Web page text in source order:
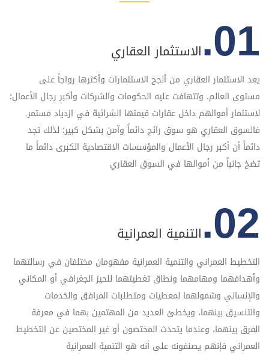
01. الاستثمار العقاري
يعد الاستثمار العقاري من أنجح الاستثمارات وأكثرها رواجاً على
مستوى العالم، وتتهافت عليه الحكومات والشركات وأكبر رجال الأعمال؛
لاستثمار أموالهم داخل عقارات قيمتها الشرائية في ازدياد مستمر.
فالسوق العقاري هو سوق رائج دائماً وآمن بشكل كبير؛ لذلك تجد
دائماً أن أكبر رجال الأعمال والمؤسسات الاقتصادية الكبرى دائماً ما
تضخ جانباً من أموالها في السوق العقاري
02. التنمية العمرانية
التخطيط العمراني والتنمية العمرانية مفهومان مختلفان في رسالتهما
وأهدافهما ومهامهما ونطاق تغطيتهما للحيز الجغرافي أو المكاني
والإنساني وشمولهما لمعطيات ومتطلبات المرافق والخدمات
والتنسيق بينهما، ويخطئ العديد من المهتمين بهما في معرفة
الفرق بينهما، وعندما يتحدث المختصون أو غير المختصين عن التخطيط
العمراني فإنهم يصنفونه على أنه هو التنمية العمرانية